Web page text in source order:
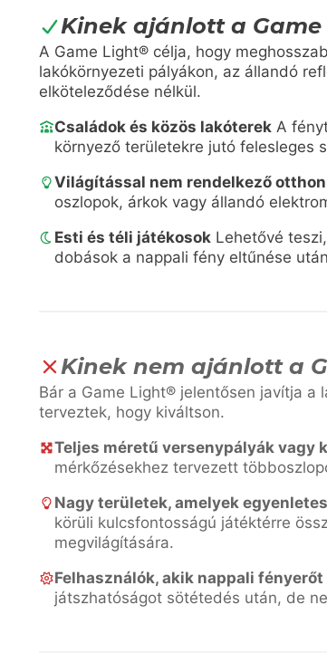
Kinek ajánlott a
A Game Light® célja, hogy
lakókörnyezeti pályákon, az állandó
elköteleződése nélkül.
Családok és közös lakóterek A
környező területekre jutó felesleges
Világítással nem rendelkező
oszlopok, árkok vagy állandó
Esti és téli játékosok Lehetővé
dobások a nappali fény eltűnése
Kinek nem ajánlott a
Bár a Game Light® jelentősen javítja
terveztek, hogy kiváltson.
Teljes méretű versenypályák vagy
mérkőzésekhez tervezett
Nagy területek, amelyek
körüli kulcsfontosságú játéktérre
megvilágítására.
Felhasználók, akik nappali fényerőt
játszhatóságot sötétedés után, de